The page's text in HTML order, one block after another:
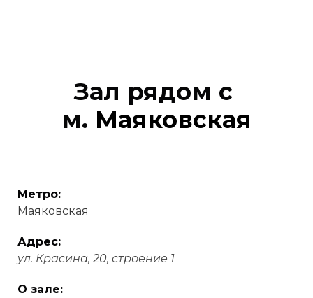
Зал рядом с
м. Маяковская
Метро:
Маяковская
Адрес:
ул. Красина, 20, строение 1
О зале: